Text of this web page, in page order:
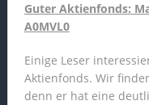
Guter Aktienfonds:
A0MVL0
Einige Leser
Aktienfonds. Wir
denn er hat eine